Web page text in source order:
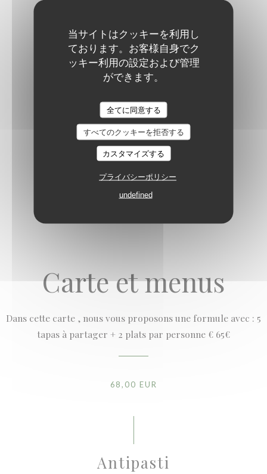
当サイトはクッキーを利用し
ております。お客様自身でク
ッキー利用の設定および管理
ができます。
全てに同意する
すべてのクッキーを拒否する
カスタマイズする
プライバシーポリシー
undefined
Cantina argiolas
15,00 EUR
350ml
24,00 EUR
750ml
BIRIAI
Cannonau rosè BIO cantina fll. puddu
30,00 EUR
750ml
Carte et menus
Dans cette carte , nous vous proposons une formule avec : 5
tapas à partager + 2 plats par personne € 65€
68,00 EUR
Antipasti